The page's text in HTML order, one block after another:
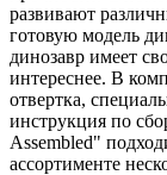
развивают
готовую модель
динозавр имеет
интереснее. В
отвертка,
инструкция по
Assembled"
ассортименте